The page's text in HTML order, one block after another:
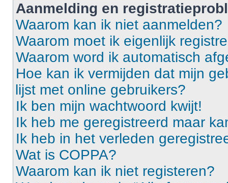
Aanmelding en
Waarom kan ik niet aanmelden?
Waarom moet ik eigenlijk
Waarom word ik automatisch
Hoe kan ik vermijden dat mijn
lijst met online gebruikers?
Ik ben mijn wachtwoord kwijt!
Ik heb me geregistreerd maar
Ik heb in het verleden
Wat is COPPA?
Waarom kan ik niet registeren?